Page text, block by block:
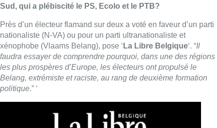
Sud, qui a plébiscité le PS, Ecolo et le PTB?
Près d’un électeur flamand sur deux a voté en faveur d’un parti
nationaliste (N-VA) ou pour un parti ultranationaliste et
xénophobe (Vlaams Belang), pose ‘ La Libre Belgique‘. “Il
faudra essayer de comprendre pourquoi, dans une des régions
les plus prospères d’Europe, les électeurs ont propulsé le
Belang, extrémiste et raciste, au rang de deuxième formation
politique.” ‘